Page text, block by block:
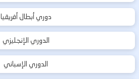
دوري أبطال أفريقيا
الدوري الإنجليزي
الدوري الإسباني